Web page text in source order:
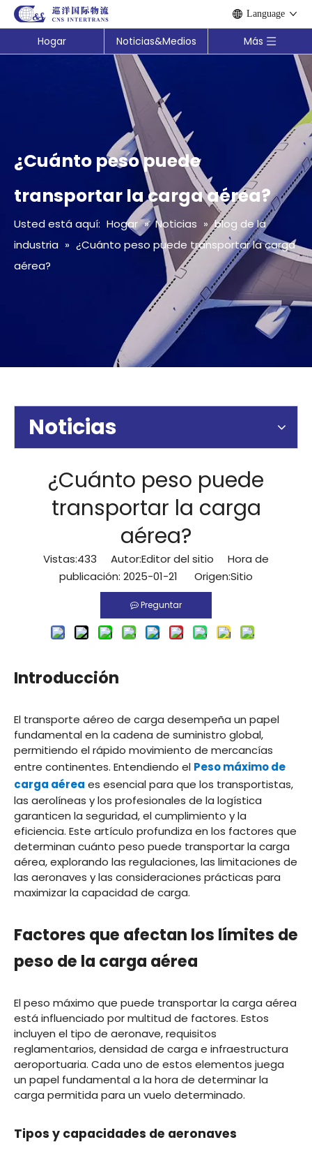
Language
Hogar Noticias&Medios Más
¿Cuánto peso puede
transportar la carga aérea?
Usted está aquí: Hogar » Noticias » blog de la
industria » ¿Cuánto peso puede transportar la carga
aérea?
Noticias
¿Cuánto peso puede
transportar la carga
aérea?
Vistas:433 Autor:Editor del sitio Hora de
publicación: 2025-01-21 Origen:Sitio
Preguntar
Introducción
El transporte aéreo de carga desempeña un papel
fundamental en la cadena de suministro global,
permitiendo el rápido movimiento de mercancías
entre continentes. Entendiendo el Peso máximo de
carga aérea es esencial para que los transportistas,
las aerolíneas y los profesionales de la logística
garanticen la seguridad, el cumplimiento y la
eficiencia. Este artículo profundiza en los factores que
determinan cuánto peso puede transportar la carga
aérea, explorando las regulaciones, las limitaciones de
las aeronaves y las consideraciones prácticas para
maximizar la capacidad de carga.
Factores que afectan los límites de
peso de la carga aérea
El peso máximo que puede transportar la carga aérea
está influenciado por multitud de factores. Estos
incluyen el tipo de aeronave, requisitos
reglamentarios, densidad de carga e infraestructura
aeroportuaria. Cada uno de estos elementos juega
un papel fundamental a la hora de determinar la
carga permitida para un vuelo determinado.
Tipos y capacidades de aeronaves